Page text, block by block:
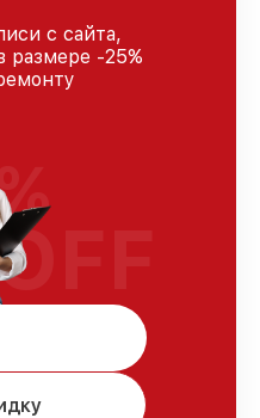
с сайта,
размере -25%